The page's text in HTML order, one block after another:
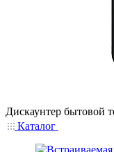
Дискаунтер бытовой
Каталог